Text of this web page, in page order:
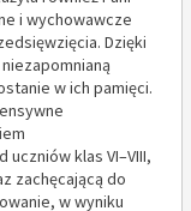
i wychowawcze
Dzięki
w ich pamięci.
klas VI–VIII,
zachęcającą do
w wyniku